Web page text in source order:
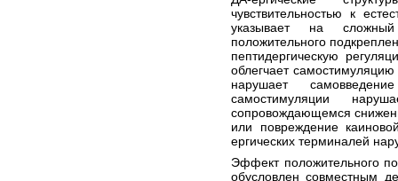
чувствительностью к
указывает на
положительного
пептидергическую
облегчает
нарушает
самостимуляции
сопровождающемся
или повреждение
ергических терминалей
Эффект положительного
обусловлен совместным